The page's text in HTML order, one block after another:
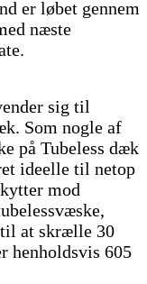
er løbet gennem
næste
sig til
Som nogle af
på Tubeless dæk
ideelle til netop
mod
til at skrælle 30
henholdsvis 605